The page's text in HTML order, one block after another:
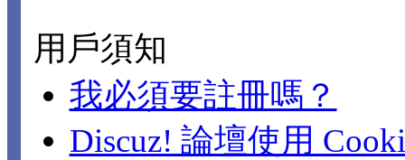
用戶須知
我必須要註冊嗎？
Discuz! 論壇使用